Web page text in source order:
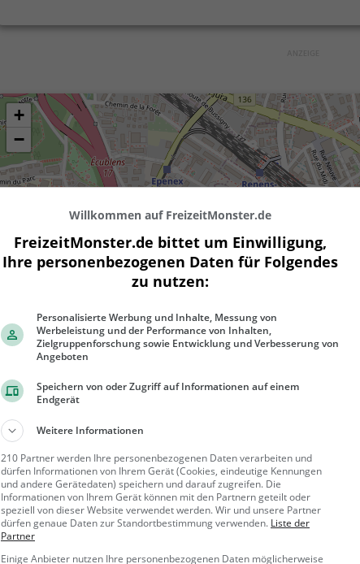
+
−
1000 ft
Gaststätten in der Nähe von L'Escale
BigBen
Bar in Renens VD
Renens V
D, Schweiz
Bar, Rest
aurant, Bier,
Wein, Snacks
Willkommen auf FreizeitMonster.de
FreizeitMonster.de bittet um Einwilligung,
Ihre personenbezogenen Daten für Folgendes
zu nutzen:
Personalisierte Werbung und Inhalte, Messung von
Werbeleistung und der Performance von Inhalten,
Zielgruppenforschung sowie Entwicklung und Verbesserung von
Angeboten
Speichern von oder Zugriff auf Informationen auf einem
Endgerät
Weitere Informationen
210 Partner werden Ihre personenbezogenen Daten verarbeiten und
dürfen Informationen von Ihrem Gerät (Cookies, eindeutige Kennungen
und andere Gerätedaten) speichern und darauf zugreifen. Die
Informationen von Ihrem Gerät können mit den Partnern geteilt oder
speziell von dieser Website verwendet werden. Wir und unsere Partner
dürfen genaue Daten zur Standortbestimmung verwenden. Liste der
Partner
Einige Anbieter nutzen Ihre personenbezogenen Daten möglicherweise